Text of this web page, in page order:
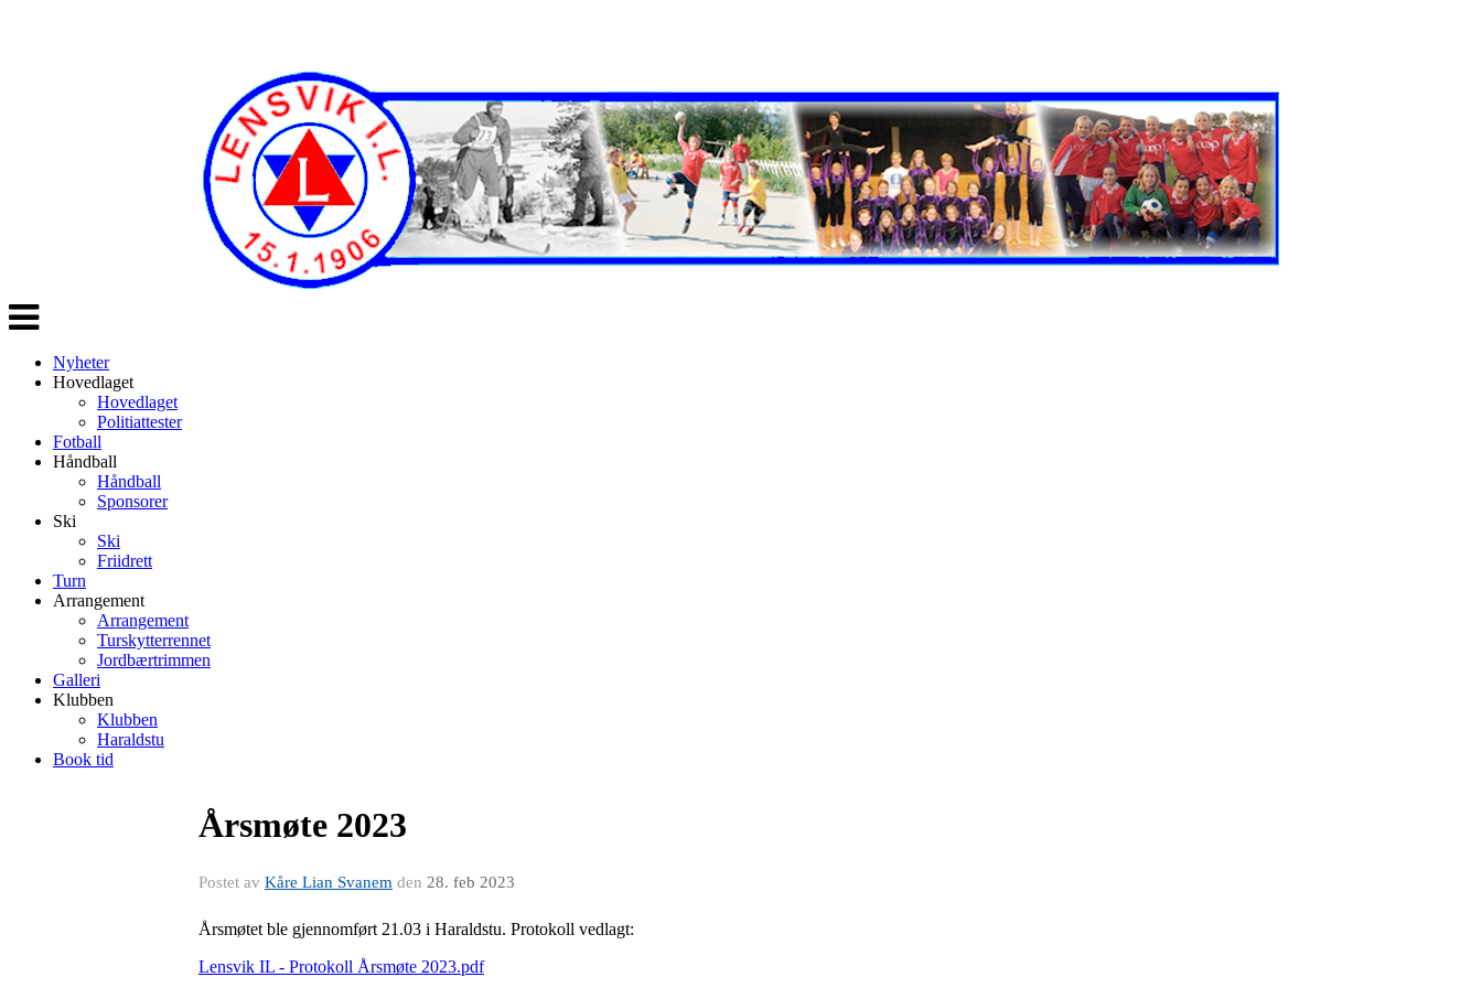
Veksle
navigasjon
Nyheter
Hovedlaget
Hovedlaget
Politiattester
Fotball
Håndball
Håndball
Sponsorer
Ski
Ski
Friidrett
Turn
Arrangement
Arrangement
Turskytterrennet
Jordbærtrimmen
Galleri
Klubben
Klubben
Haraldstu
Book tid
Årsmøte 2023
Postet av Kåre Lian Svanem den 28. feb 2023
Årsmøtet ble gjennomført 21.03 i Haraldstu. Protokoll vedlagt:
Lensvik IL - Protokoll Årsmøte 2023.pdf